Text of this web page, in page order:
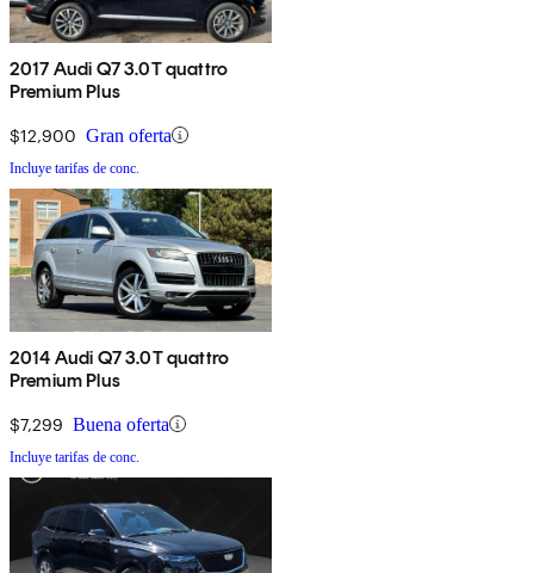
2017 Audi Q7 3.0T quattro
Premium Plus
$12,900 Gran oferta
Incluye tarifas de conc.
2014 Audi Q7 3.0T quattro
Premium Plus
$7,299 Buena oferta
Incluye tarifas de conc.